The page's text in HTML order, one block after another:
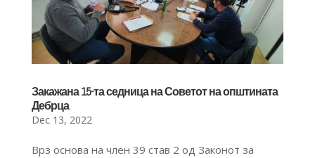
Закажана 15-та седница на Советот на општината
Дебрца
Dec 13, 2022
Врз основа на член 39 став 2 од Законот за